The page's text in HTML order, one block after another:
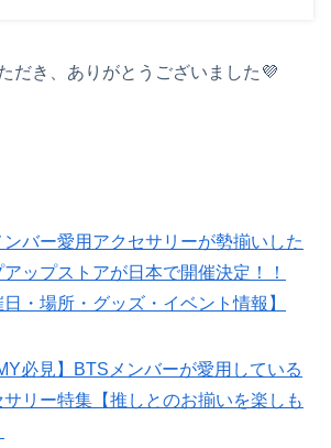
だき、ありがとうございました💜
ンバー愛用アクセサリーが勢揃いした
アップストアが日本で開催決定！！
日・場所・グッズ・イベント情報】
必見】BTSメンバーが愛用している
サリー特集【推しとのお揃いを楽しも